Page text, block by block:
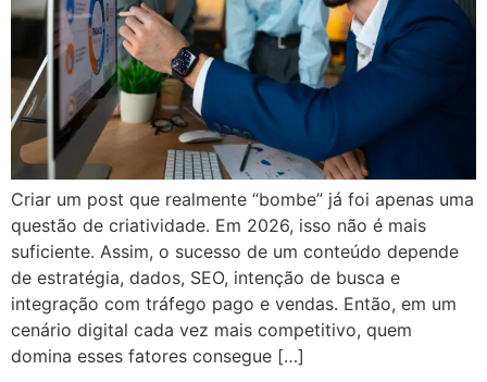
Criar um post que realmente “bombe” já foi apenas uma
questão de criatividade. Em 2026, isso não é mais
suficiente. Assim, o sucesso de um conteúdo depende
de estratégia, dados, SEO, intenção de busca e
integração com tráfego pago e vendas. Então, em um
cenário digital cada vez mais competitivo, quem
domina esses fatores consegue […]